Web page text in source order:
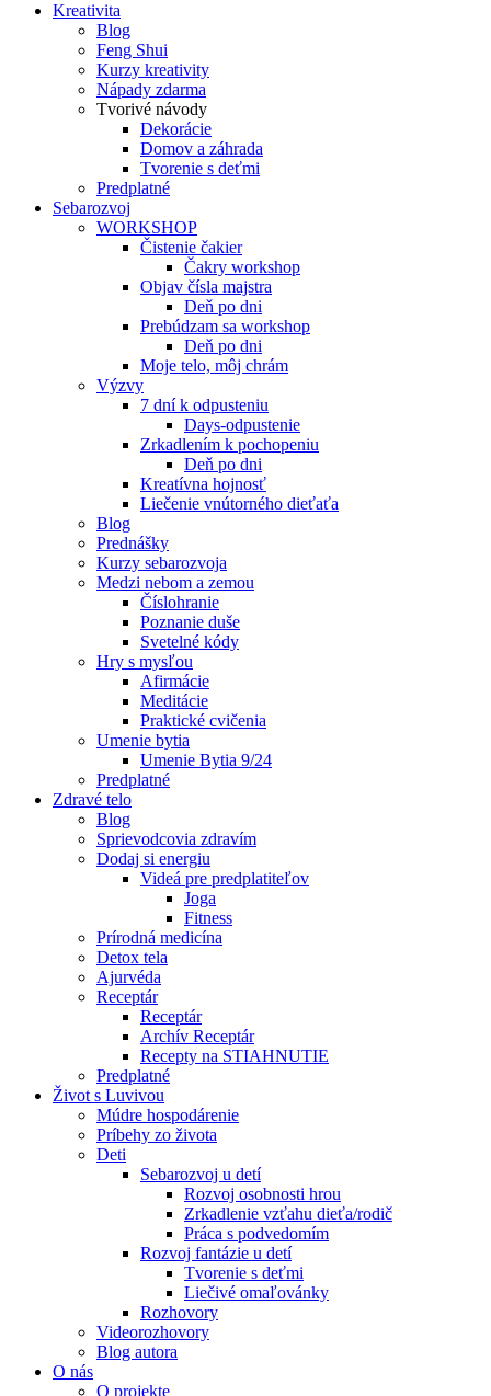
Kreativita
Blog
Feng Shui
Kurzy kreativity
Nápady zdarma
Tvorivé návody
Dekorácie
Domov a záhrada
Tvorenie s deťmi
Predplatné
Sebarozvoj
WORKSHOP
Čistenie čakier
Čakry workshop
Objav čísla majstra
Deň po dni
Prebúdzam sa workshop
Deň po dni
Moje telo, môj chrám
Výzvy
7 dní k odpusteniu
Days-odpustenie
Zrkadlením k pochopeniu
Deň po dni
Kreatívna hojnosť
Liečenie vnútorného dieťaťa
Blog
Prednášky
Kurzy sebarozvoja
Medzi nebom a zemou
Číslohranie
Poznanie duše
Svetelné kódy
Hry s mysľou
Afirmácie
Meditácie
Praktické cvičenia
Umenie bytia
Umenie Bytia 9/24
Predplatné
Zdravé telo
Blog
Sprievodcovia zdravím
Dodaj si energiu
Videá pre predplatiteľov
Joga
Fitness
Prírodná medicína
Detox tela
Ajurvéda
Receptár
Receptár
Archív Receptár
Recepty na STIAHNUTIE
Predplatné
Život s Luvivou
Múdre hospodárenie
Príbehy zo života
Deti
Sebarozvoj u detí
Rozvoj osobnosti hrou
Zrkadlenie vzťahu dieťa/rodič
Práca s podvedomím
Rozvoj fantázie u detí
Tvorenie s deťmi
Liečivé omaľovánky
Rozhovory
Videorozhovory
Blog autora
O nás
O projekte